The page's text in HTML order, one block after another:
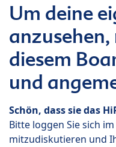
Um deine
diesem
und
Schön, dass sie das
Bitte loggen Sie sich
mitzudiskutieren und